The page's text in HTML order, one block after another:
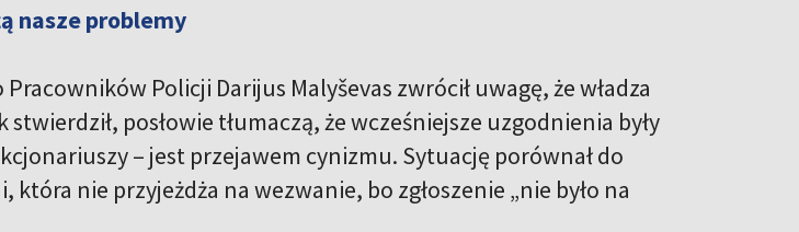
nasze problemy
Policji Darijus Malyševas zwrócił uwagę, że władza
posłowie tłumaczą, że wcześniejsze uzgodnienia były
– jest przejawem cynizmu. Sytuację porównał do
nie przyjeżdża na wezwanie, bo zgłoszenie „nie było na